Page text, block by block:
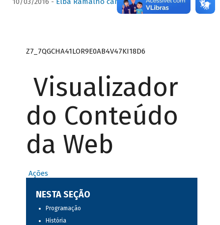
Z7_7QGCHA41LOR9E0AB4V47KI18D6
Visualizador
do Conteúdo
da Web
Ações
NESTA SEÇÃO
Programação
História